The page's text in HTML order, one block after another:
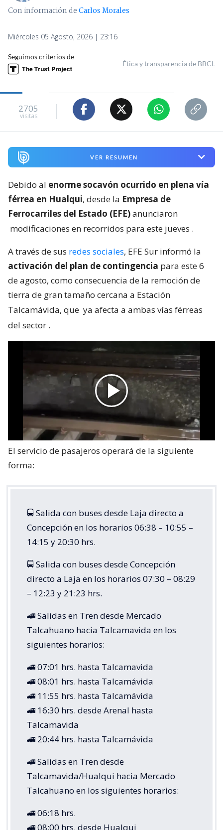
Con información deCarlos Morales
Miércoles 05 Agosto, 2026 | 23:16
Seguimos criterios de
Ética y transparencia de BBCL
2705
visitas
VER RESUMEN
Debido al enorme socavón ocurrido en plena vía
férrea en Hualqui, desde la Empresa de
Ferrocarriles del Estado (EFE)anunciaron
modificaciones en recorridos para este jueves .
A través de sus redes sociales, EFE Sur informó la
activación del plan de contingencia para este 6
de agosto, como consecuencia de la remoción de
tierra de gran tamaño cercana a Estación
Talcamávida, que ya afecta a ambas vías férreas
del sector .
El servicio de pasajeros operará de la siguiente
forma:
🚍 Salida con buses desde Laja directo a
Concepción en los horarios 06:38 – 10:55 –
14:15 y 20:30 hrs.
🚍 Salida con buses desde Concepción
directo a Laja en los horarios 07:30 – 08:29
– 12:23 y 21:23 hrs.
🚄 Salidas en Tren desde Mercado
Talcahuano hacia Talcamavida en los
siguientes horarios:
🚄 07:01 hrs. hasta Talcamavida
🚄 08:01 hrs. hasta Talcamávida
🚄 11:55 hrs. hasta Talcamávida
🚄 16:30 hrs. desde Arenal hasta
Talcamavida
🚄 20:44 hrs. hasta Talcamávida
🚄 Salidas en Tren desde
Talcamavida/Hualqui hacia Mercado
Talcahuano en los siguientes horarios:
🚄 06:18 hrs.
🚄 08:00 hrs. desde Hualqui